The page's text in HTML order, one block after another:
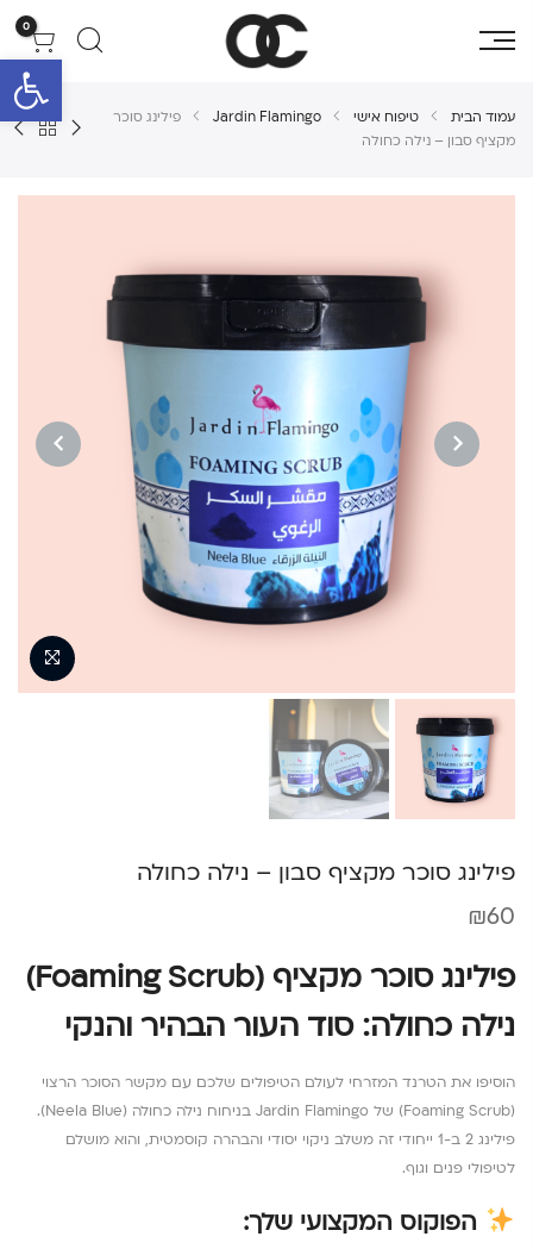
פתח
0
עמוד הבית טיפוח אישי Jardin Flamingo
פילינג סוכר
מקציף סבון – נילה כחולה
PREVIOUS
פילינג סוכר מקציף סבון – נילה כחולה
₪60
פילינג סוכר מקציף (Foaming Scrub)
נילה כחולה: סוד העור הבהיר והנקי
הוסיפו את הטרנד המזרחי לעולם הטיפולים שלכם עם מקשר הסוכר הרצוי
(Foaming Scrub) של Jardin Flamingo בניחוח נילה כחולה (Neela Blue).
פילינג 2 ב-1 ייחודי זה משלב ניקוי יסודי והבהרה קוסמטית, והוא מושלם
לטיפולי פנים וגוף.
הפוקוס המקצועי שלך: